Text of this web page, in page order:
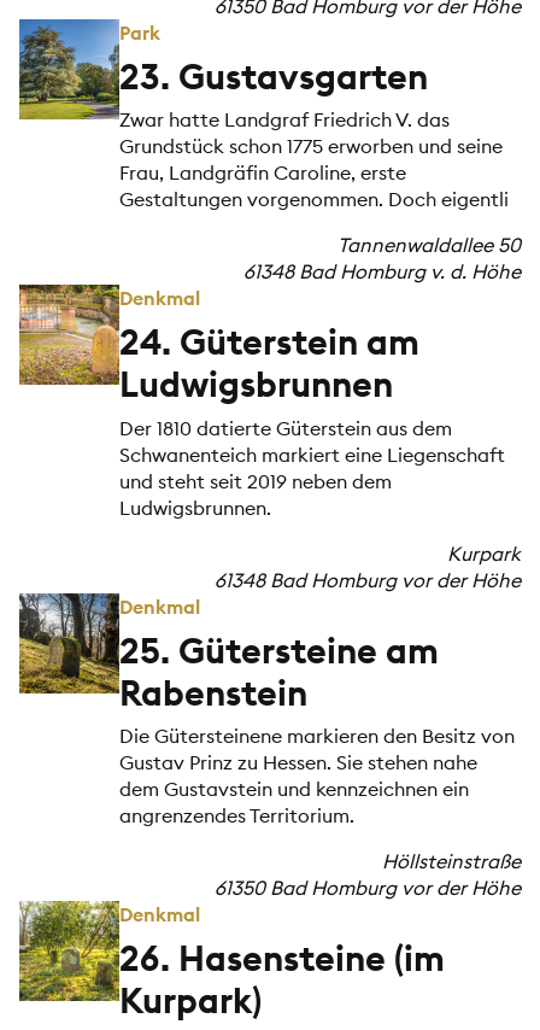
61350 Bad Homburg vor der Höhe
Park
23. Gustavsgarten
Zwar hatte Landgraf Friedrich V. das
Grundstück schon 1775 erworben und seine
Frau, Landgräfin Caroline, erste
Gestaltungen vorgenommen. Doch eigentli
Tannenwaldallee 50
61348 Bad Homburg v. d. Höhe
Denkmal
24. Güterstein am
Ludwigsbrunnen
Der 1810 datierte Güterstein aus dem
Schwanenteich markiert eine Liegenschaft
und steht seit 2019 neben dem
Ludwigsbrunnen.
Kurpark
61348 Bad Homburg vor der Höhe
Denkmal
25. Gütersteine am
Rabenstein
Die Gütersteinene markieren den Besitz von
Gustav Prinz zu Hessen. Sie stehen nahe
dem Gustavstein und kennzeichnen ein
angrenzendes Territorium.
Höllsteinstraße
61350 Bad Homburg vor der Höhe
Denkmal
26. Hasensteine (im
Kurpark)